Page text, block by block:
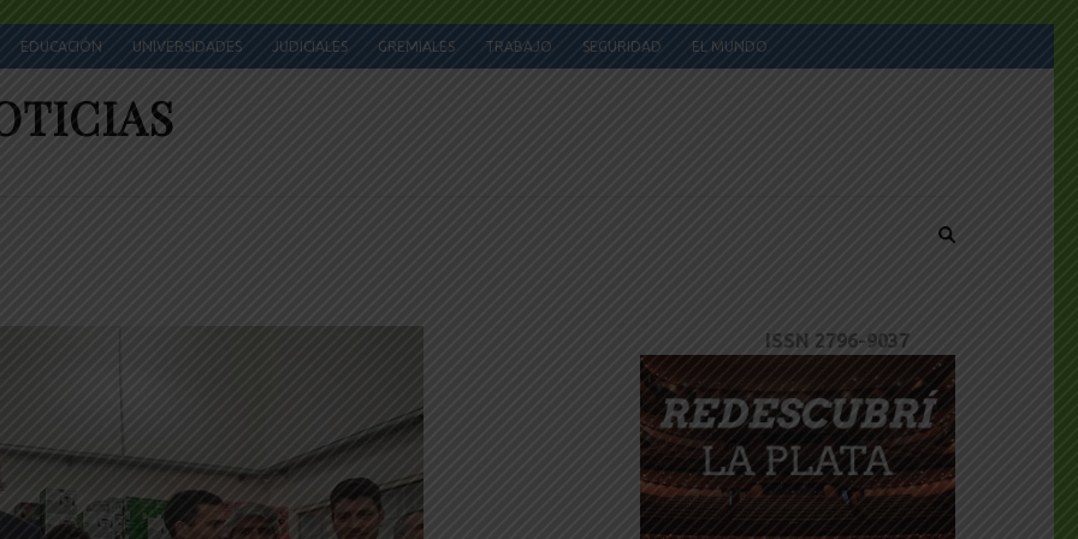
EDUCACIÓN UNIVERSIDADES JUDICIALES GREMIALES TRABAJO SEGURIDAD EL MUNDO
ISSN 2796-9037